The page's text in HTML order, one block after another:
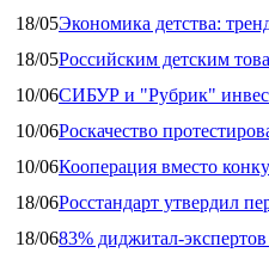
18/05Экономика детства:
18/05Российским детским
10/06СИБУР и "Рубрик"
10/06Роскачество
10/06Кооперация вместо
18/06Росстандарт утвердил
18/0683%